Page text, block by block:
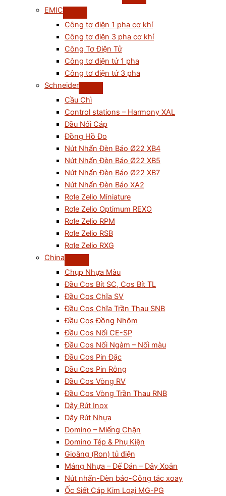
EMIC
Công tơ điện 1 pha cơ khí
Công tơ điện 3 pha cơ khí
Công Tơ Điện Tử
Công tơ điện tử 1 pha
Công tơ điện tử 3 pha
Schneider
Cầu Chì
Control stations – Harmony XAL
Đầu Nối Cáp
Đồng Hồ Đo
Nút Nhấn Đèn Báo Ø22 XB4
Nút Nhấn Đèn Báo Ø22 XB5
Nút Nhấn Đèn Báo Ø22 XB7
Nút Nhấn Đèn Báo XA2
Rơle Zelio Miniature
Rơle Zelio Optimum REXO
Rơle Zelio RPM
Rơle Zelio RSB
Rơle Zelio RXG
China
Chụp Nhựa Màu
Đầu Cos Bít SC, Cos Bít TL
Đầu Cos Chĩa SV
Đầu Cos Chĩa Trần Thau SNB
Đầu Cos Đồng Nhôm
Đầu Cos Nối CE-SP
Đầu Cos Nối Ngàm – Nối màu
Đầu Cos Pin Đặc
Đầu Cos Pin Rỗng
Đầu Cos Vòng RV
Đầu Cos Vòng Trần Thau RNB
Dây Rút Inox
Dây Rút Nhựa
Domino – Miếng Chặn
Domino Tép & Phụ Kiện
Gioăng (Ron) tủ điện
Máng Nhựa – Đế Dán – Dây Xoắn
Nút nhấn-Đèn báo-Công tắc xoay
Ốc Siết Cáp Kim Loại MG-PG